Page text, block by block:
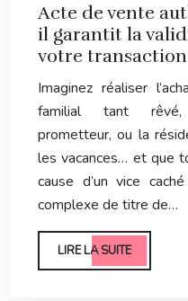
Acte de vente
il garantit la
votre transaction
Imaginez réaliser
familial tant rêvé,
prometteur, ou la
les vacances… et que
cause d’un vice
complexe de titre de…
LIRE LA SUITE